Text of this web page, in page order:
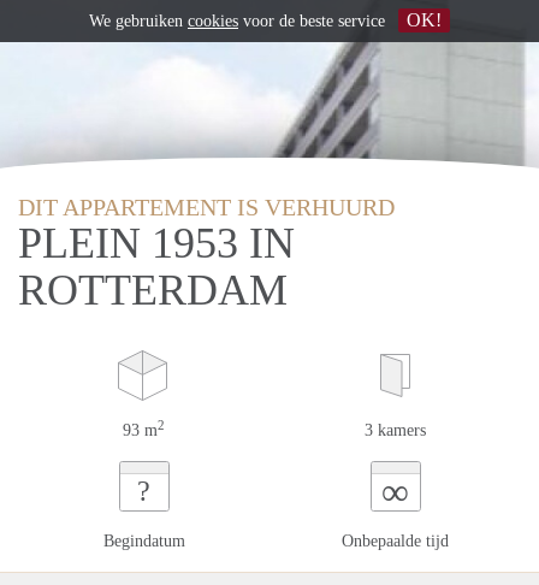
DIT APPARTEMENT IS VERHUURD
PLEIN 1953 IN
ROTTERDAM
93 m2 3 kamers
?
Begindatum
∞
Onbepaalde tijd
We gebruiken cookies voor de beste service OK!